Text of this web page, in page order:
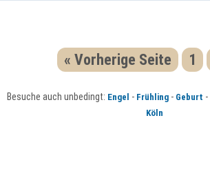
« Vorherige Seite 1
Besuche auch unbedingt: Engel - Frühling - Geburt -
Köln